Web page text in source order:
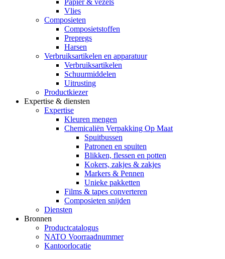
Papier & vezels
Vlies
Composieten
Composietstoffen
Prepregs
Harsen
Verbruiksartikelen en apparatuur
Verbruiksartikelen
Schuurmiddelen
Uitrusting
Productkiezer
Expertise & diensten
Expertise
Kleuren mengen
Chemicaliën Verpakking Op Maat
Spuitbussen
Patronen en spuiten
Blikken, flessen en potten
Kokers, zakjes & zakjes
Markers & Pennen
Unieke pakketten
Films & tapes converteren
Composieten snijden
Diensten
Bronnen
Productcatalogus
NATO Voorraadnummer
Kantoorlocatie